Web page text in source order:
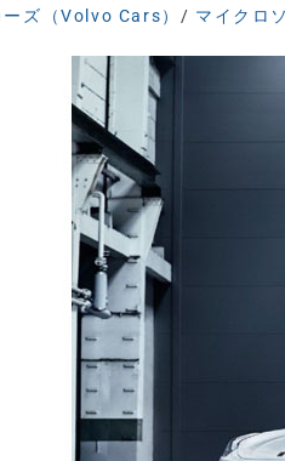
ーズ（Volvo Cars） / マイクロ